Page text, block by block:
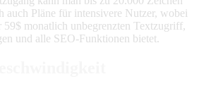
auch Pläne für intensivere Nutzer, wobei
59$ monatlich unbegrenzten Textzugriff,
und alle SEO-Funktionen bietet.